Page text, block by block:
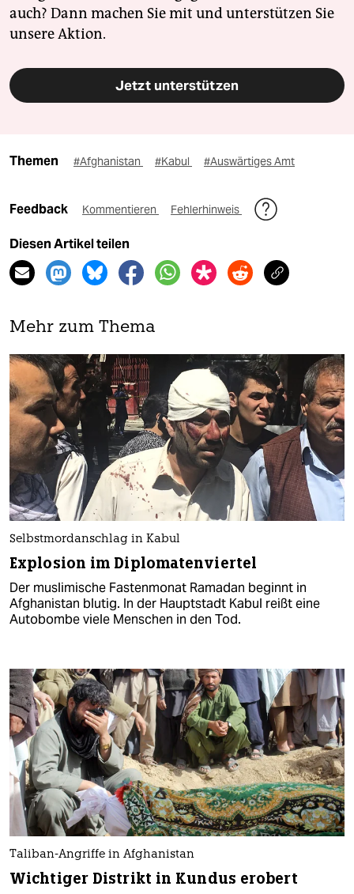
auch? Dann machen Sie mit und unterstützen Sie
unsere Aktion.
Jetzt unterstützen
Themen #Afghanistan #Kabul #Auswärtiges Amt
Feedback Kommentieren Fehlerhinweis
Diesen Artikel teilen
Mehr zum Thema
Selbstmordanschlag in Kabul
Explosion im Diplomatenviertel
Der muslimische Fastenmonat Ramadan beginnt in
Afghanistan blutig. In der Hauptstadt Kabul reißt eine
Autobombe viele Menschen in den Tod.
Taliban-Angriffe in Afghanistan
Wichtiger Distrikt in Kundus erobert